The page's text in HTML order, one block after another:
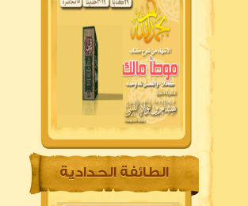
الطائفة الحدادية